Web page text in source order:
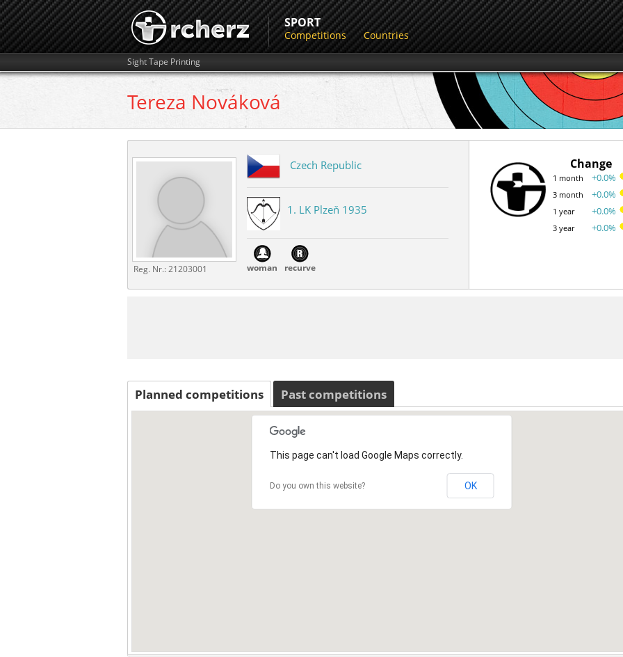
SPORT
Competitions Countries
Sight Tape Printing
Tereza Nováková
Reg. Nr.:21203001
Czech Republic
1. LK Plzeň 1935
woman recurve
Change
1 month
3 month
1 year
3 year
+0.0%
+0.0%
+0.0%
+0.0%
Planned competitions Past competitions
This page can't load Google Maps correctly.
Do you own this website? OK